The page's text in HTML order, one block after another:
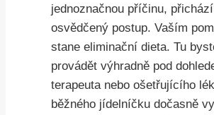
jednoznačnou příčinu,
osvědčený postup. Vaším
stane eliminační dieta. Tu
provádět výhradně pod
terapeuta nebo ošetřujícího
běžného jídelníčku dočasně